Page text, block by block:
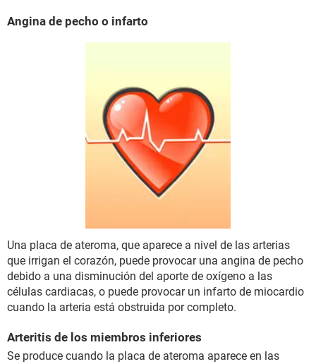
Angina de pecho o infarto
Una placa de ateroma, que aparece a nivel de las arterias
que irrigan el corazón, puede provocar una angina de pecho
debido a una disminución del aporte de oxígeno a las
células cardiacas, o puede provocar un infarto de miocardio
cuando la arteria está obstruida por completo.
Arteritis de los miembros inferiores
Se produce cuando la placa de ateroma aparece en las